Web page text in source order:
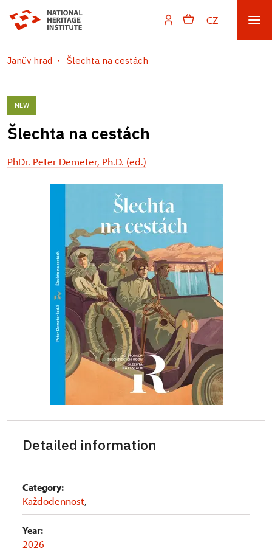
CZ
Janův hrad Šlechta na cestách
NEW
Šlechta na cestách
PhDr. Peter Demeter, Ph.D. (ed.)
Detailed information
Category:
Každodennost,
Year:
2026